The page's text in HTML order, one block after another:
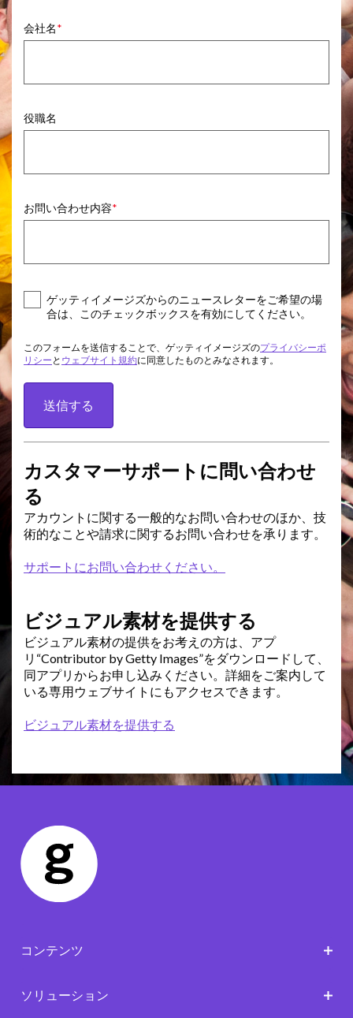
会社名
役職名
お問い合わせ内容
ゲッティイメージズからのニュースレターをご希望の場
合は、このチェックボックスを有効にしてください。
このフォームを送信することで、ゲッティイメージズのプライバシーポ
リシー と ウェブサイト規約に同意したものとみなされます。
送信する
カスタマーサポートに問い合わせ
る
アカウントに関する一般的なお問い合わせのほか、技
術的なことや請求に関するお問い合わせを承ります。
サポートにお問い合わせください。
ビジュアル素材を提供する
ビジュアル素材の提供をお考えの方は、アプ
リ“Contributor by Getty Images”をダウンロードして、
同アプリからお申し込みください。詳細をご案内して
いる専用ウェブサイトにもアクセスできます。
ビジュアル素材を提供する
コンテンツ
ソリューション